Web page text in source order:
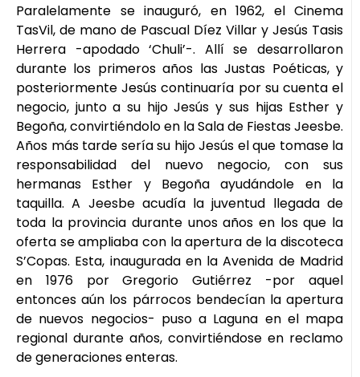
Paralelamente se inauguró, en 1962, el Cinema
TasVil, de mano de Pascual Díez Villar y Jesús Tasis
Herrera -apodado ‘Chuli’-. Allí se desarrollaron
durante los primeros años las Justas Poéticas, y
posteriormente Jesús continuaría por su cuenta el
negocio, junto a su hijo Jesús y sus hijas Esther y
Begoña, convirtiéndolo en la Sala de Fiestas Jeesbe.
Años más tarde sería su hijo Jesús el que tomase la
responsabilidad del nuevo negocio, con sus
hermanas Esther y Begoña ayudándole en la
taquilla. A Jeesbe acudía la juventud llegada de
toda la provincia durante unos años en los que la
oferta se ampliaba con la apertura de la discoteca
S’Copas. Esta, inaugurada en la Avenida de Madrid
en 1976 por Gregorio Gutiérrez -por aquel
entonces aún los párrocos bendecían la apertura
de nuevos negocios- puso a Laguna en el mapa
regional durante años, convirtiéndose en reclamo
de generaciones enteras.